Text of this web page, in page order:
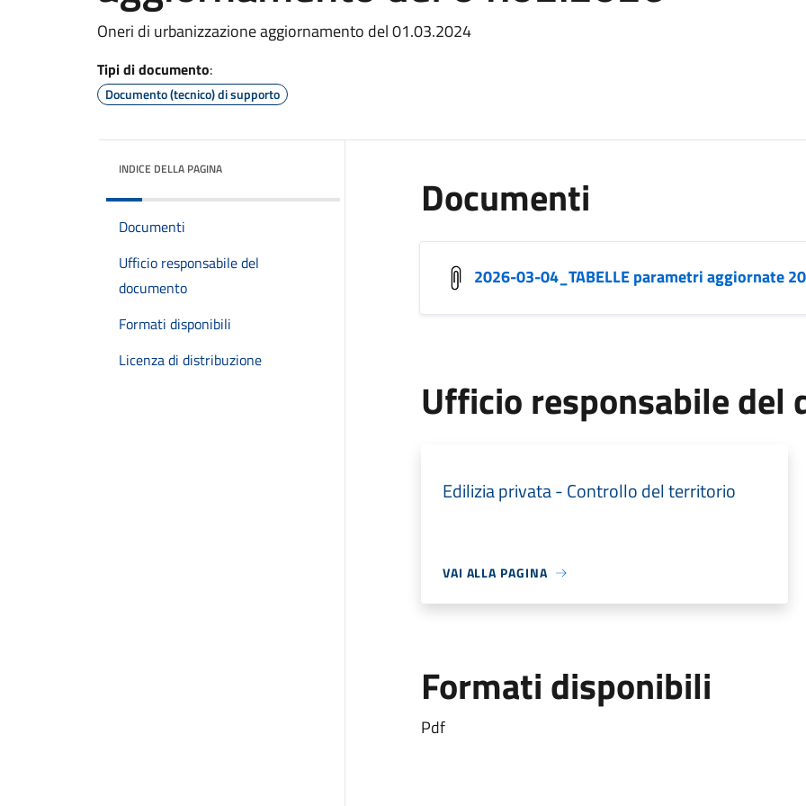
Oneri di urbanizzazione aggiornamento del 01.03.2024
Tipi di documento:
Documento (tecnico) di supporto
INDICE DELLA PAGINA
Documenti
Ufficio responsabile del
documento
Formati disponibili
Licenza di distribuzione
Documenti
2026-03-04_TABELLE parametri aggiornate
Ufficio responsabile del
Edilizia privata - Controllo del territorio
VAI ALLA PAGINA
Formati disponibili
Pdf